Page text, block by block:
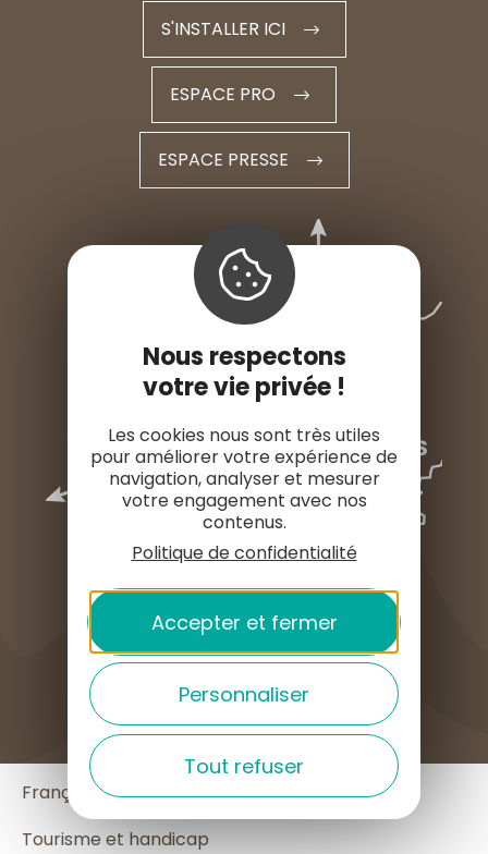
S'INSTALLER ICI
ESPACE PRO
ESPACE PRESSE
COMMENT VENIR ?
Français
Español
Tourisme et handicap
Nous respectons
votre vie privée !
Les cookies nous sont très utiles
pour améliorer votre expérience de
navigation, analyser et mesurer
votre engagement avec nos
contenus.
Politique de confidentialité
Accepter et fermer
Personnaliser
Tout refuser